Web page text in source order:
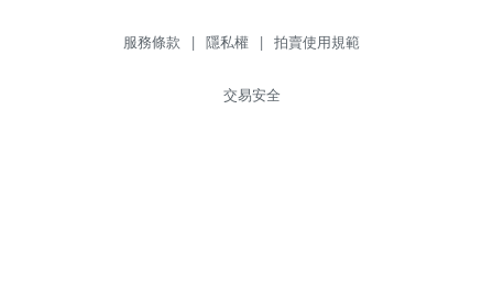
服務條款 | 隱私權 | 拍賣使用規範
交易安全